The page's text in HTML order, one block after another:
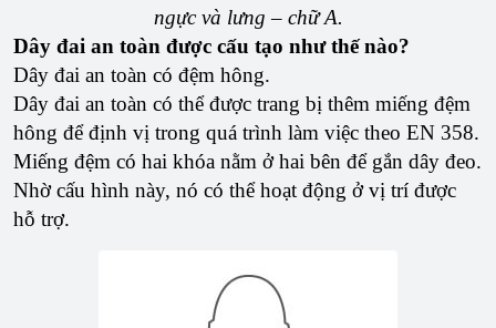
ngực và lưng – chữ A.
Dây đai an toàn được cấu tạo như thế nào?
Dây đai an toàn có đệm hông.
Dây đai an toàn có thể được trang bị thêm miếng đệm
hông để định vị trong quá trình làm việc theo EN 358.
Miếng đệm có hai khóa nằm ở hai bên để gắn dây đeo.
Nhờ cấu hình này, nó có thể hoạt động ở vị trí được
hỗ trợ.